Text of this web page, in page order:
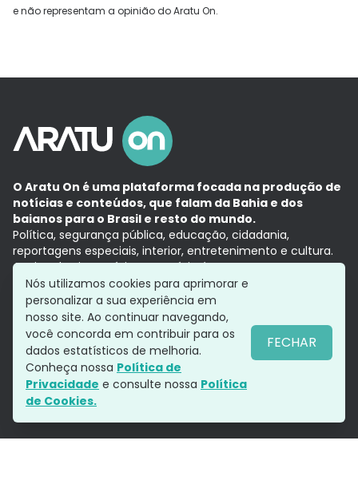
e não representam a opinião do Aratu On.
O Aratu On é uma plataforma focada na produção de
notícias e conteúdos, que falam da Bahia e dos
baianos para o Brasil e resto do mundo.
Política, segurança pública, educação, cidadania,
reportagens especiais, interior, entretenimento e cultura.
Aqui, tudo vira notícia e a notícia é no tempo presente,
com a credibilidade do Grupo Aratu.
Grupo Aratu
Política de privacidade
Siga-nos
Nós utilizamos cookies para aprimorar e
personalizar a sua experiência em
nosso site. Ao continuar navegando,
você concorda em contribuir para os
dados estatísticos de melhoria.
Conheça nossa Política de
Privacidade e consulte nossa Política
de Cookies.
FECHAR